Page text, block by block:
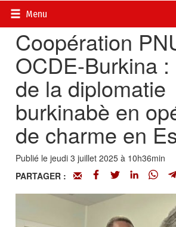
Menu
Accueil>
Coopération
OCDE-Burkina
de la diplomatie
burkinabè en
de charme en
Publié le jeudi 3 juillet 2025 à 10h36min
PARTAGER :